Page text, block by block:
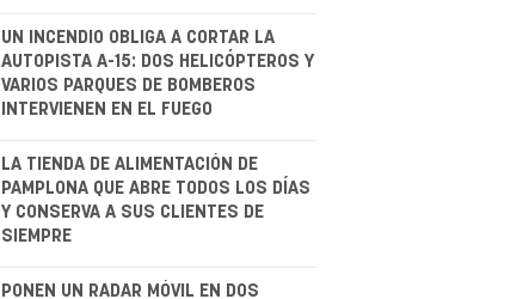
UN INCENDIO OBLIGA A CORTAR LA
AUTOPISTA A-15: DOS HELICÓPTEROS Y
VARIOS PARQUES DE BOMBEROS
INTERVIENEN EN EL FUEGO
LA TIENDA DE ALIMENTACIÓN DE
PAMPLONA QUE ABRE TODOS LOS DÍAS
Y CONSERVA A SUS CLIENTES DE
SIEMPRE
PONEN UN RADAR MÓVIL EN DOS